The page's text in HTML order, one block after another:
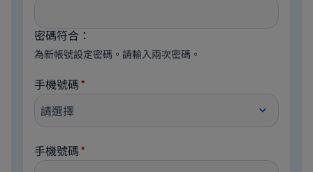
密碼符合：
為新帳號設定密碼。請輸入兩次密碼。
手機號碼
手機號碼